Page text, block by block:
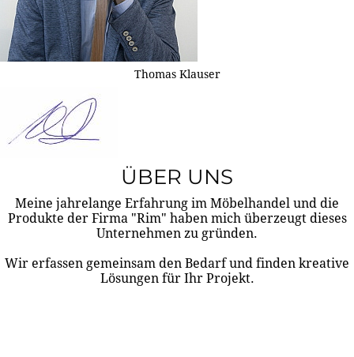
Thomas Klauser
ÜBER UNS
Meine jahrelange Erfahrung im Möbelhandel und die
Produkte der Firma "Rim" haben mich überzeugt dieses
Unternehmen zu gründen.
Wir erfassen gemeinsam den Bedarf und finden kreative
Lösungen für Ihr Projekt.